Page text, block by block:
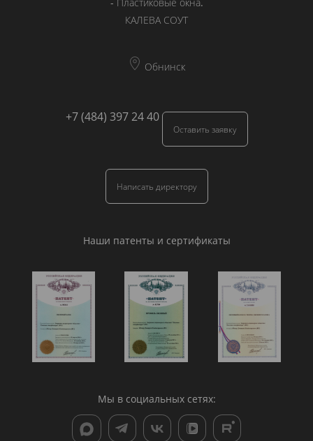
- Пластиковые окна.
КАЛЕВА СОУТ
Обнинск
+7 (484) 397 24 40
Оставить заявку
Написать директору
Наши патенты и сертификаты
Мы в социальных сетях: